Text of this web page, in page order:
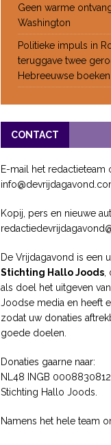
Geen warme
Washington
Politieke impuls in
teruggave twee
Hebreeuwse boeken
CONTACT
E-mail het redactieteam
Kopij, pers en nieuwe
De Vrijdagavond is een
Stichting Hallo Joods,
als doel het uitgeven
Joodse media en heeft
zodat uw donaties
goede doelen.
Donaties gaarne naar:
NL48 INGB
Stichting Hallo Joods.
Namens het hele team